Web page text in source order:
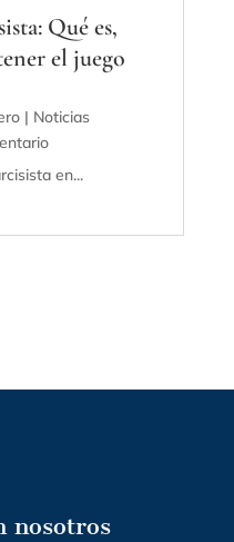
Qué es,
el juego
| Noticias
en...
nosotros